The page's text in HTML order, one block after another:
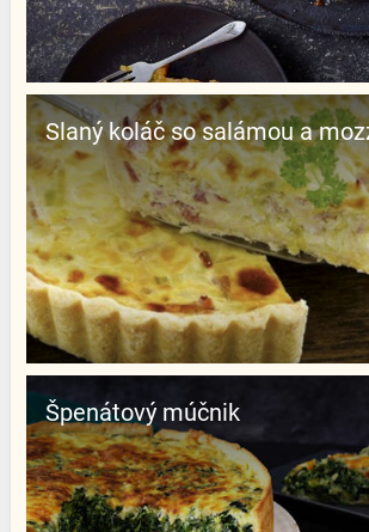
Slaný koláč so salámou a
Špenátový múčnik